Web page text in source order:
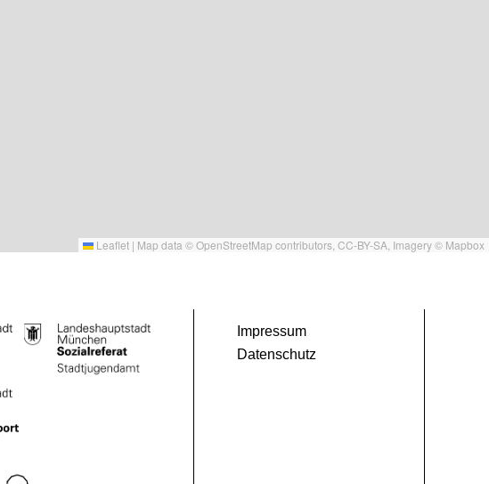
Leaflet | Map data ©OpenStreetMap contributors, CC-BY-SA , Imagery © Mapbox
Impressum
Datenschutz